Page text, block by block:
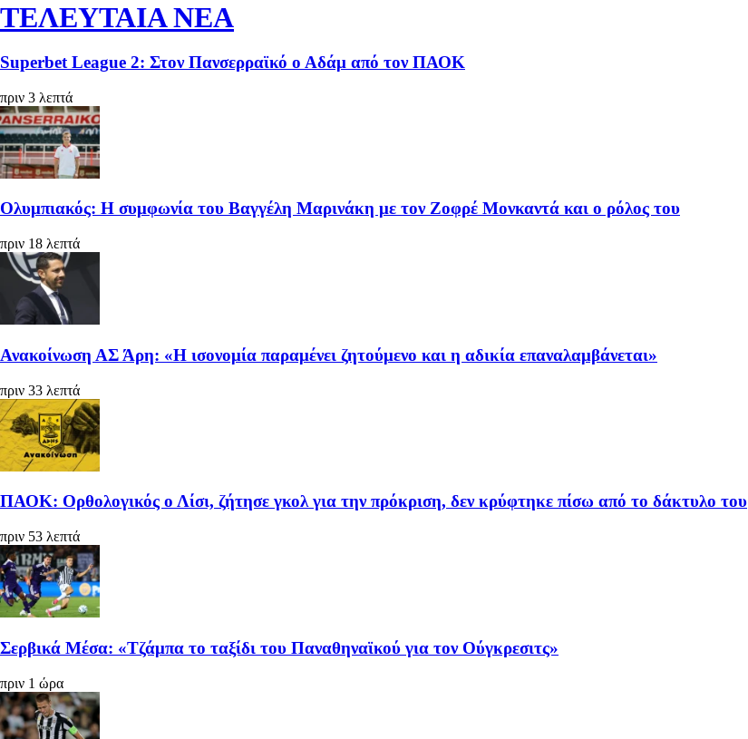
ΤΕΛΕΥΤΑΙΑ ΝΕΑ
Superbet League 2: Στον Πανσερραϊκό ο Αδάμ από τον ΠΑΟΚ
πριν 3 λεπτά
Ολυμπιακός: Η συμφωνία του Βαγγέλη Μαρινάκη με τον Ζοφρέ Μονκαντά και ο ρόλος του
πριν 18 λεπτά
Ανακοίνωση ΑΣ Άρη: «Η ισονομία παραμένει ζητούμενο και η αδικία επαναλαμβάνεται»
πριν 33 λεπτά
ΠΑΟΚ: Ορθολογικός ο Λίσι, ζήτησε γκολ για την πρόκριση, δεν κρύφτηκε πίσω από το δάκτυλο του
πριν 53 λεπτά
Σερβικά Μέσα: «Τζάμπα το ταξίδι του Παναθηναϊκού για τον Ούγκρεσιτς»
πριν 1 ώρα